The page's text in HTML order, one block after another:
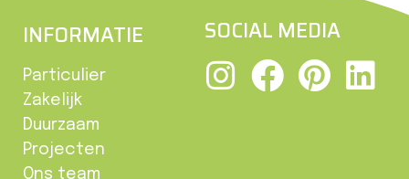
INFORMATIE
Particulier
Zakelijk
Duurzaam
Projecten
Ons team
SOCIAL MEDIA